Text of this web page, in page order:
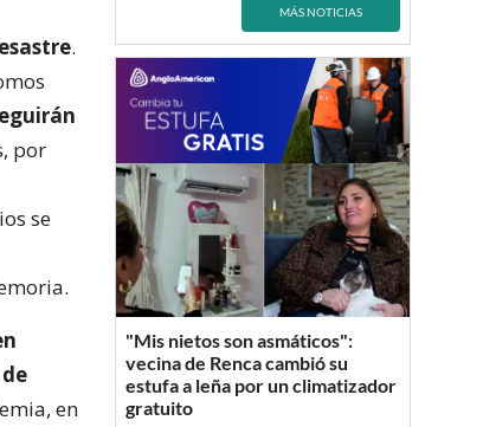
.
por
se
en
MÁS NOTICIAS
"Mis nietos son asmáticos":
vecina de Renca cambió su
estufa a leña por un climatizador
gratuito